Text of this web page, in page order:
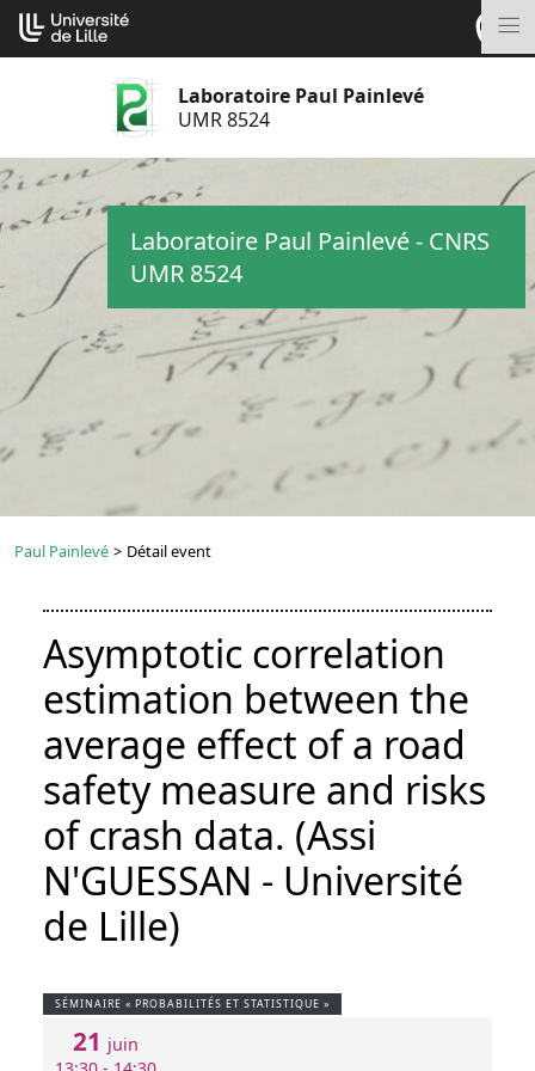
Aller
au
contenu
Laboratoire Paul Painlevé
UMR 8524
Laboratoire Paul Painlevé - CNRS
UMR 8524
Paul Painlevé > Détail event
Asymptotic correlation
estimation between the
average effect of a road
safety measure and risks
of crash data. (Assi
N'GUESSAN - Université
de Lille)
SÉMINAIRE « PROBABILITÉS ET STATISTIQUE »
21 juin
Cookies management panel